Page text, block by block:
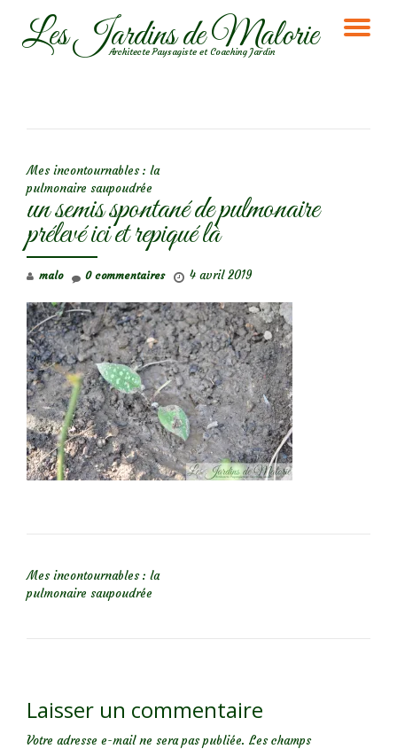
AllerLes Jardins de Malorie
Architecte Paysagiste et Coaching Jardin
Mes incontournables : la
pulmonaire saupoudrée
un semis spontané de pulmonaire
prélevé ici et repiqué là
malo 4 avril 2019
0 commentaires
Mes incontournables : la
pulmonaire saupoudrée
Laisser un commentaire
Votre adresse e-mail ne sera pas publiée. Les champs